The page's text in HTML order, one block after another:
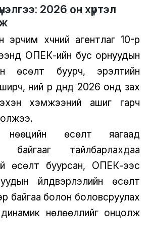
2026 он хүртэл
эрчим хүчний агентлаг 10-р
ОПЕК-ийн бус орнуудын
өсөлт буурч, эрэлтийн
үүний үр дүнд 2026 онд зах
хэмжээний ашиг гарч
нөөцийн өсөлт яагаад
байгааг тайлбарлахдаа
өсөлт буурсан, ОПЕК-ээс
үйлдвэрлэлийн өсөлт
байгаа болон боловсруулах
динамик нөлөөллийг онцолж